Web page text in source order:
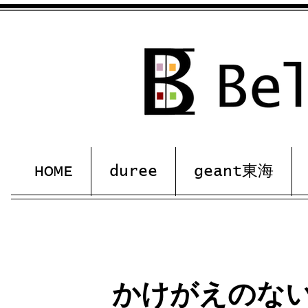
HOME duree geant東海
かけがえのな